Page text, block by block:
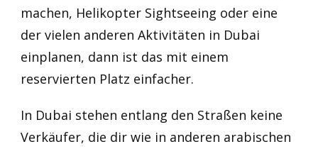
machen, Helikopter Sightseeing oder eine
der vielen anderen Aktivitäten in Dubai
einplanen, dann ist das mit einem
reservierten Platz einfacher.
In Dubai stehen entlang den Straßen keine
Verkäufer, die dir wie in anderen arabischen